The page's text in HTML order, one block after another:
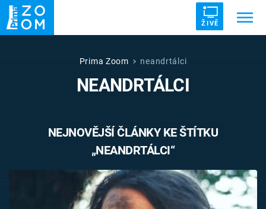
ŽIVĚ
UFO DRUHÁ SVĚTOVÁ VÁLKA
VETŘELCI DÁVNOVĚKU
Prima Zoom neandrtálci
NEANDRTÁLCI
NEJNOVĚJŠÍ ČLÁNKY KE ŠTÍTKU
„NEANDRTÁLCI“